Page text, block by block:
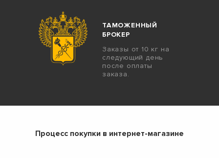
ТАМОЖЕННЫЙ
БРОКЕР
Заказы от 10 кг на
следующий день
после оплаты
заказа.
Процесс покупки в интернет-магазине